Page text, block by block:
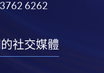
3762 6262
社交媒體